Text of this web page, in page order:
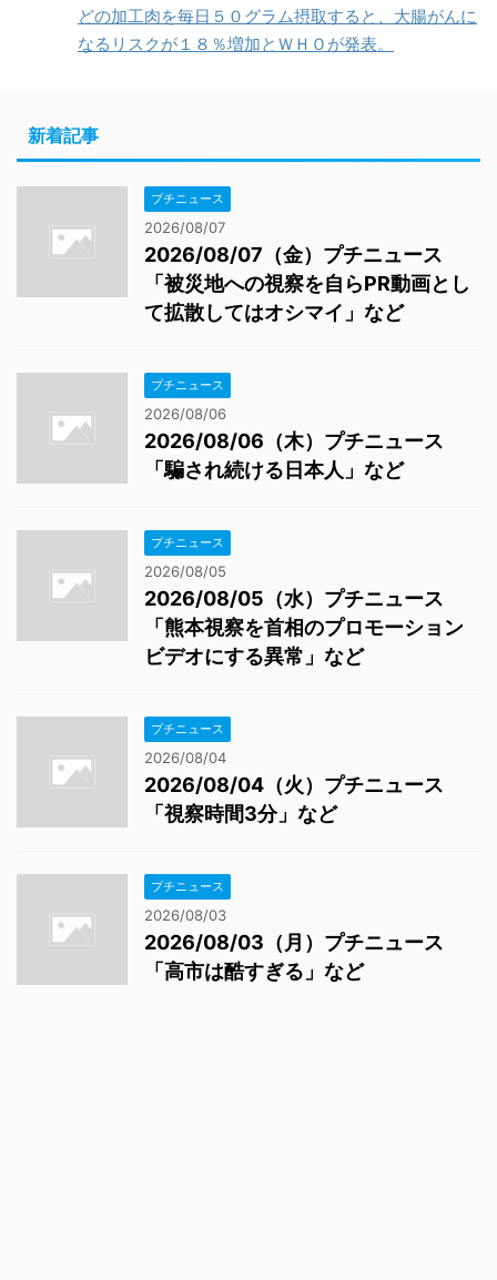
どの加工肉を毎日５０グラム摂取すると、大腸がんに
なるリスクが１８％増加とＷＨＯが発表。
新着記事
プチニュース
2026/08/07
2026/08/07（金）プチニュース
「被災地への視察を自らPR動画とし
て拡散してはオシマイ」など
プチニュース
2026/08/06
2026/08/06（木）プチニュース
「騙され続ける日本人」など
プチニュース
2026/08/05
2026/08/05（水）プチニュース
「熊本視察を首相のプロモーション
ビデオにする異常」など
プチニュース
2026/08/04
2026/08/04（火）プチニュース
「視察時間3分」など
プチニュース
2026/08/03
2026/08/03（月）プチニュース
「高市は酷すぎる」など